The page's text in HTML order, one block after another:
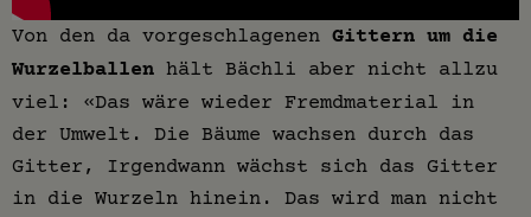
Von den da vorgeschlagenen Gittern um die
Wurzelballen hält Bächli aber nicht allzu
viel: «Das wäre wieder Fremdmaterial in
der Umwelt. Die Bäume wachsen durch das
Gitter, Irgendwann wächst sich das Gitter
in die Wurzeln hinein. Das wird man nicht